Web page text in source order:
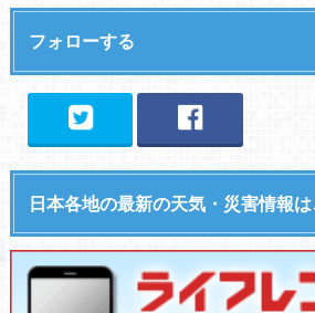
フォローする
日本各地の最新の天気・災害情報は